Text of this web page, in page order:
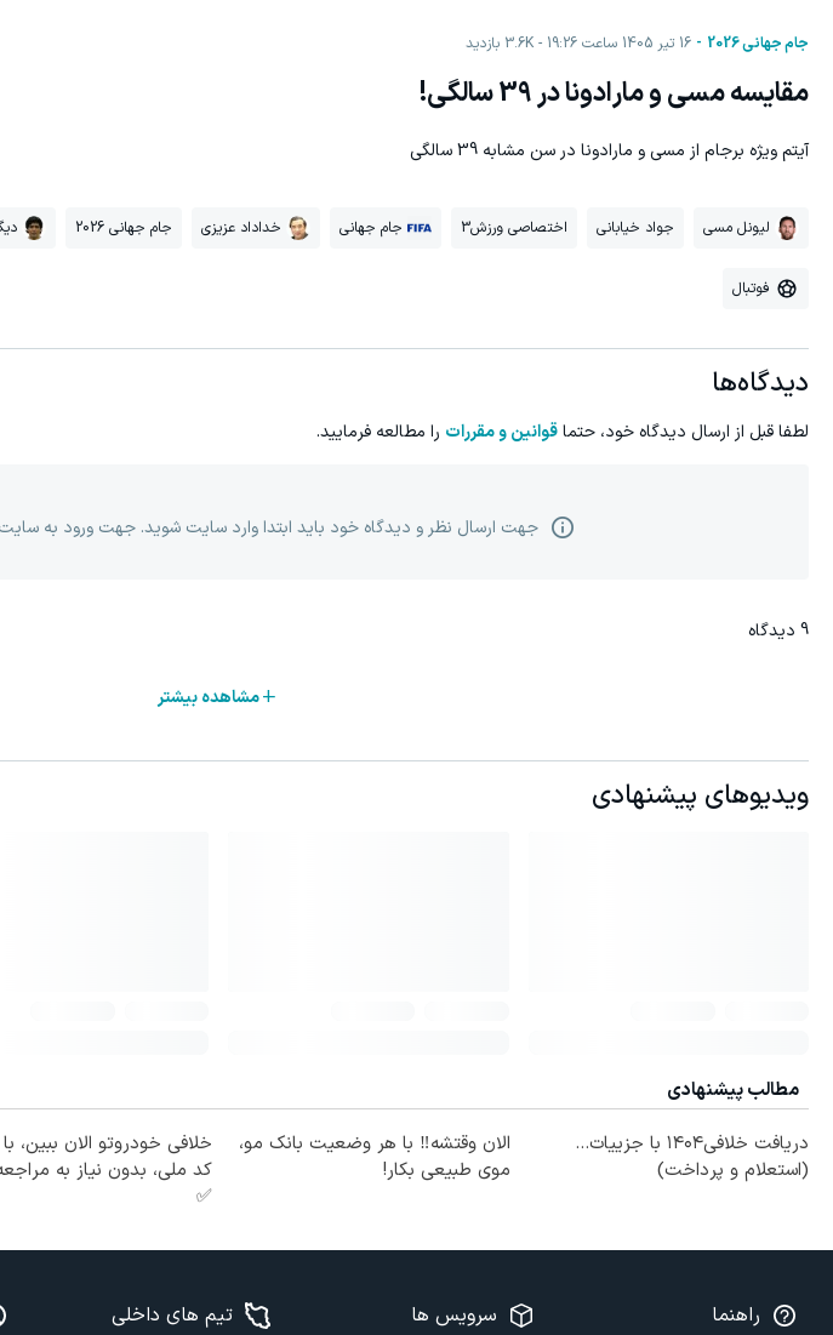
جام جهانی 2026 16 تیر 1405 ساعت 19:26 3.6K بازدید
مقایسه مسی و مارادونا در 39 سالگی!
آیتم ویژه برجام از مسی و مارادونا در سن مشابه 39 سالگی
لیونل مسی جواد خیابانی اختصاصی ورزش3 جام جهانی خداداد عزیزی جام جهانی 2026
فوتبال
دیدگاه‌ها
لطفا قبل از ارسال دیدگاه خود، حتماقوانین و مقررات را مطالعه فرمایید.
جهت ارسال نظر و دیدگاه خود باید ابتدا وارد سایت شوید. جهت ورود به سایت
9 دیدگاه
مشاهده بیشتر
ویدیوهای پیشنهادی
مطالب پیشنهادی
دریافت خلافی۱۴۰۴ با جزییات...
(استعلام و پرداخت)
الان وقتشه‼️ با هر وضعیت بانک مو،
موی طبیعی بکار!
خلافی خودروتو الان ببین،
کد ملی، بدون نیاز به
✅
راهنما سرویس ها تیم های داخلی